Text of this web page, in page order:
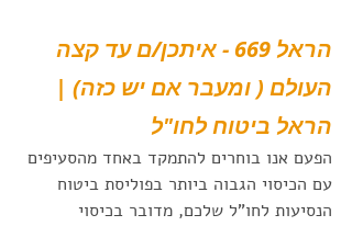
הראל 669 - איתכן/ם עד קצה
העולם ( ומעבר אם יש כזה) |
הראל ביטוח לחו"ל
הפעם אנו בוחרים להתמקד באחד מהסעיפים
עם הכיסוי הגבוה ביותר בפוליסת ביטוח
הנסיעות לחו"ל שלכם, מדובר בכיסוי